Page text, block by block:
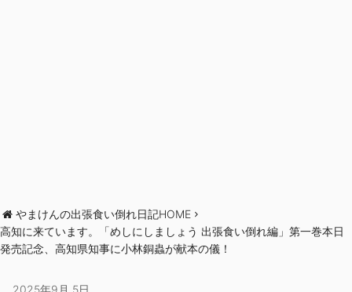
やまけんの出張食い倒れ日記HOME
高知に来ています。「めしにしましょう 出張食い倒れ編」第一巻本日
発売記念、高知県知事に小林銅蟲が献本の儀！
2025年9月 5日